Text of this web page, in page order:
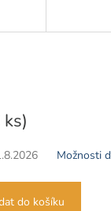
Možnosti
do košíku